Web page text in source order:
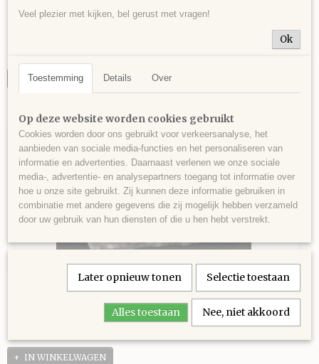
Stukje manganocalciet (licht fluoriscerend),
Septemvre mijn, Madan, Bulgarije - 113 gram - 6 x
IN WINKELWAGEN
Stukje manganocalciet (licht fluoriscerend),
Septemvre mijn, Madan, Bulgarije - 88 gram - 5
Stukje manganocalciet (licht fluoriscerend), Septemvre mijn,…
IN WINKELWAGEN
Veel plezier met kijken, bel gerust met vragen!
Ok
Toestemming Details Over
Op deze website worden cookies gebruikt
Cookies worden door ons gebruikt voor verkeersanalyse, het
aanbieden van sociale media-functies en het personaliseren van
informatie en advertenties. Daarnaast verlenen we onze sociale
media-, advertentie- en analysepartners toegang tot informatie over
hoe u onze site gebruikt. Zij kunnen deze informatie gebruiken in
combinatie met andere gegevens die zij mogelijk hebben verzameld
door uw gebruik van hun diensten of die u hen hebt verstrekt.
Later opnieuw tonen Selectie toestaan
Alles toestaan Nee, niet akkoord